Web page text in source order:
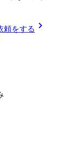
頼をする chevron_right